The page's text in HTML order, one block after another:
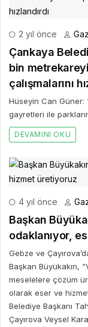
2 yıl önce
Çankaya
bin
çalışmalarını
Hüseyin Can Güner:
gayretleri ile
DEVAMINI OKU
4 yıl önce
Başkan
odaklanıyor,
Gebze ve
Başkan Büyükakın,
meselelere çözüm
olarak eser ve
Belediye Başkanı
Çayırova Veysel